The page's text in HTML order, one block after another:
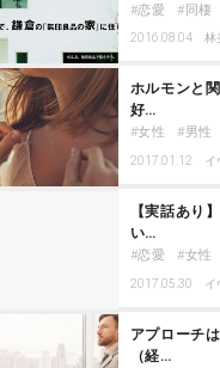
恋愛 同棲
2016.08.04 林
ホルモンと
好…
女性 男性
2017.01.12 イ
【実話あり
い…
恋愛 女性
2017.05.30 イ
アプローチ
（経…